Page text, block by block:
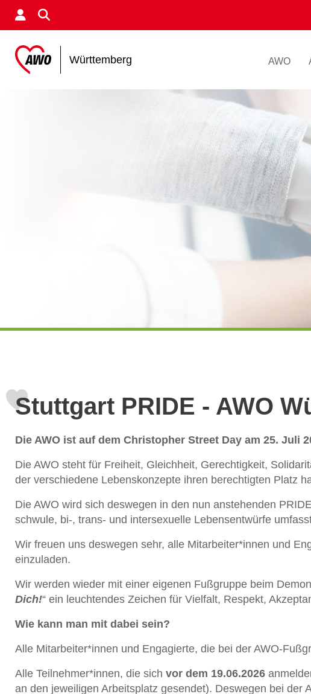
Württemberg AWO
Stuttgart PRIDE - AWO
Die AWO ist auf dem Christopher Street Day am 25. Juli
Die AWO steht für Freiheit, Gleichheit, Gerechtigkeit,
der verschiedene Lebenskonzepte ihren berechtigten Platz
Die AWO wird sich deswegen in den nun anstehenden
schwule, bi-, trans- und intersexuelle Lebensentwürfe
Wir freuen uns deswegen sehr, alle Mitarbeiter*innen und
einzuladen.
Wir werden wieder mit einer eigenen Fußgruppe beim
Dich!“ ein leuchtendes Zeichen für Vielfalt, Respekt,
Wie kann man mit dabei sein?
Alle Mitarbeiter*innen und Engagierte, die bei der AWO-
Alle Teilnehmer*innen, die sich vor dem 19.06.2026
an den jeweiligen Arbeitsplatz gesendet). Deswegen bei